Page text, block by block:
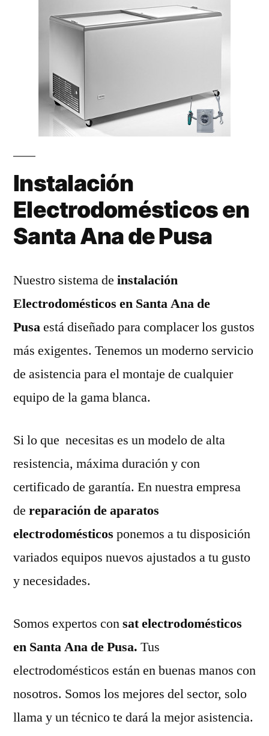
Instalación
Electrodomésticos en
Santa Ana de Pusa
Nuestro sistema de instalación
Electrodomésticos en Santa Ana de
Pusaestá diseñado para complacer los gustos
más exigentes. Tenemos un moderno servicio
de asistencia para el montaje de cualquier
equipo de la gama blanca.
Si lo que necesitas es un modelo de alta
resistencia, máxima duración y con
certificado de garantía. En nuestra empresa
de reparación de aparatos
electrodomésticos ponemos a tu disposición
variados equipos nuevos ajustados a tu gusto
y necesidades.
Somos expertos consat electrodomésticos
en Santa Ana de Pusa. Tus
electrodomésticos están en buenas manos con
nosotros. Somos los mejores del sector, solo
llama y un técnico te dará la mejor asistencia.